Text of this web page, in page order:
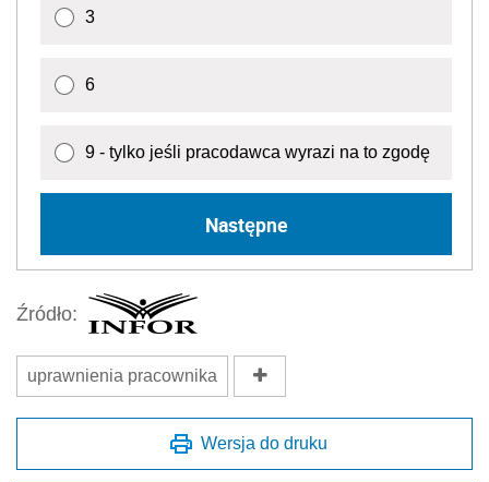
3
6
9 - tylko jeśli pracodawca wyrazi na to zgodę
Następne
Źródło:
uprawnienia pracownika
Wersja do druku